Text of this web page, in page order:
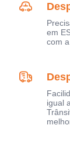
em
com
igual